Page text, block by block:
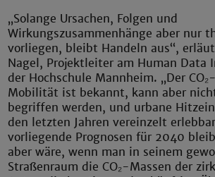
„Solange Ursachen, Folgen und
Wirkungszusammenhänge aber nur
vorliegen, bleibt Handeln aus“,
Nagel, Projektleiter am Human Data
der Hochschule Mannheim. „Der
Mobilität ist bekannt, kann aber
begriffen werden, und urbane
den letzten Jahren vereinzelt
vorliegende Prognosen für 2040
aber wäre, wenn man in seinem
Straßenraum die CO₂-Massen der